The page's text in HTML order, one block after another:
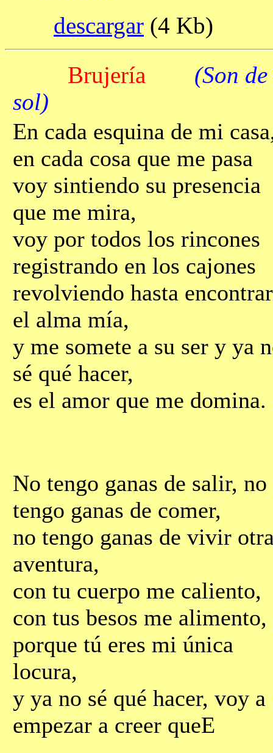
descargar (4
Brujería
(Son de
sol)
En cada esquina de mi
en cada cosa que me pasa
voy sintiendo su presencia
que me mira,
voy por todos los rincones
registrando en los cajones
revolviendo hasta encontrar
el alma mía,
y me somete a su ser y ya
sé qué hacer,
es el amor que me domina.
No tengo ganas de salir, no
tengo ganas de comer,
no tengo ganas de vivir
aventura,
con tu cuerpo me caliento,
con tus besos me alimento,
porque tú eres mi única
locura,
y ya no sé qué hacer, voy a
empezar a creer queЕ